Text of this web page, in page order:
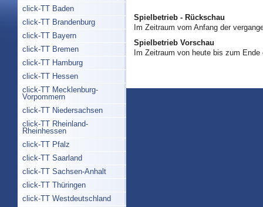
click-TT Baden
click-TT Brandenburg
click-TT Bayern
click-TT Bremen
click-TT Hamburg
click-TT Hessen
click-TT Mecklenburg-
Vorpommern
click-TT Niedersachsen
click-TT Rheinland-
Rheinhessen
click-TT Pfalz
click-TT Saarland
click-TT Sachsen-Anhalt
click-TT Thüringen
click-TT Westdeutschland
Spielbetrieb - Rückschau
Im Zeitraum vom Anfang der
Spielbetrieb Vorschau
Im Zeitraum von heute bis zum